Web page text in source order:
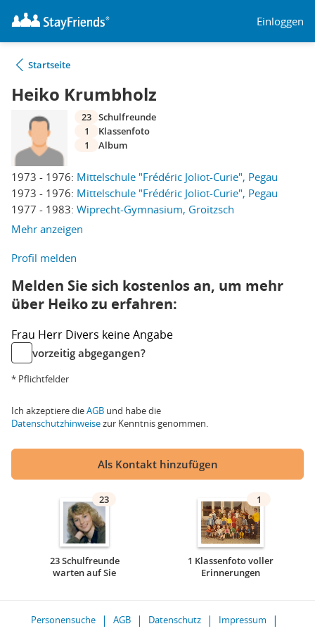
Einloggen
Startseite
Heiko Krumbholz
1973 - 1976: Mittelschule "Frédéric Joliot-Curie", Pegau
1973 - 1976: Mittelschule "Frédéric Joliot-Curie", Pegau
1977 - 1983: Wiprecht-Gymnasium, Groitzsch
Mehr anzeigen
23 Schulfreunde
1
Klassenfoto
1
Album
Profil melden
Melden Sie sich kostenlos an, um mehr
über Heiko zu erfahren:
Frau Herr Divers keine Angabe
vorzeitig abgegangen?
* Pflichtfelder
Ich akzeptiere dieAGB und habe die
Datenschutzhinweisezur Kenntnis genommen.
Als Kontakt hinzufügen
23
23 Schulfreunde
warten auf Sie
1
1 Klassenfoto voller
Erinnerungen
Personensuche AGB Datenschutz
Impressum